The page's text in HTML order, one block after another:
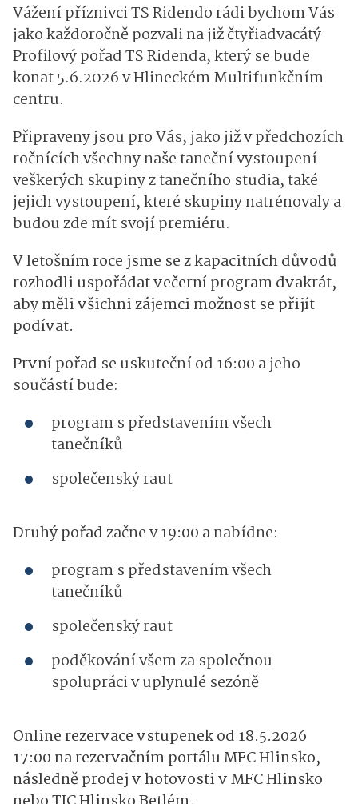
Vážení příznivci TS Ridendo rádi bychom Vás
jako každoročně pozvali na již čtyřiadvacátý
Profilový pořad TS Ridenda, který se bude
konat 5.6.2026 v Hlineckém Multifunkčním
centru.
Připraveny jsou pro Vás, jako již v předchozích
ročnících všechny naše taneční vystoupení
veškerých skupiny z tanečního studia, také
jejich vystoupení, které skupiny natrénovaly a
budou zde mít svojí premiéru.
V letošním roce jsme se z kapacitních důvodů
rozhodli uspořádat večerní program dvakrát,
aby měli všichni zájemci možnost se přijít
podívat.
První pořad se uskuteční od 16:00 a jeho
součástí bude:
program s představením všech
tanečníků
společenský raut
Druhý pořadzačne v19:00 a nabídne:
program s představením všech
tanečníků
společenský raut
poděkování všem za společnou
spolupráci v uplynulé sezóně
Online rezervace vstupenek od 18.5.2026
17:00 na rezervačním portálu MFC Hlinsko,
následně prodej v hotovosti v MFC Hlinsko